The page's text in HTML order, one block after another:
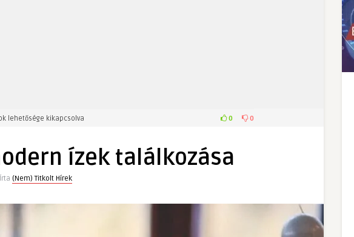
lehetősége kikapcsolva 0 0
ízek találkozása
Írta (Nem) Titkolt Hírek